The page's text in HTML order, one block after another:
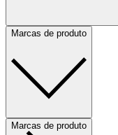
Marcas de produto
Marcas de produto